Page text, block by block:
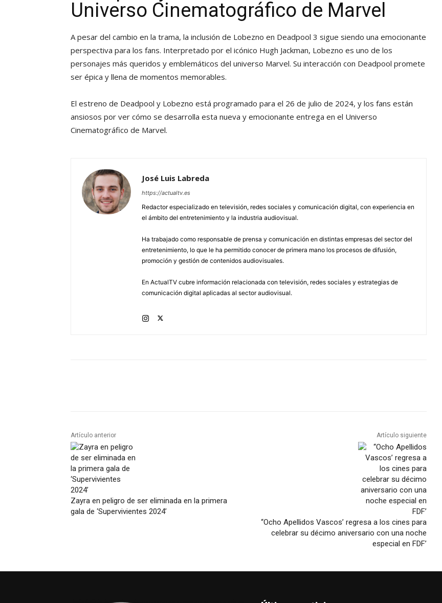
Universo Cinematográfico de Marvel
A pesar del cambio en la trama, la inclusión de Lobezno en Deadpool 3 sigue siendo una emocionante
perspectiva para los fans. Interpretado por el icónico Hugh Jackman, Lobezno es uno de los
personajes más queridos y emblemáticos del universo Marvel. Su interacción con Deadpool promete
ser épica y llena de momentos memorables.
El estreno de Deadpool y Lobezno está programado para el 26 de julio de 2024, y los fans están
ansiosos por ver cómo se desarrolla esta nueva y emocionante entrega en el Universo
Cinematográfico de Marvel.
José Luis Labreda
https://actualtv.es
Redactor especializado en televisión, redes sociales y comunicación digital, con experiencia en
el ámbito del entretenimiento y la industria audiovisual.
Ha trabajado como responsable de prensa y comunicación en distintas empresas del sector del
entretenimiento, lo que le ha permitido conocer de primera mano los procesos de difusión,
promoción y gestión de contenidos audiovisuales.
En ActualTV cubre información relacionada con televisión, redes sociales y estrategias de
comunicación digital aplicadas al sector audiovisual.
Artículo anterior
Zayra en peligro de ser eliminada en la primera
gala de ‘Supervivientes 2024’
Artículo siguiente
‘‘Ocho Apellidos Vascos’ regresa a los cines para
celebrar su décimo aniversario con una noche
especial en FDF’